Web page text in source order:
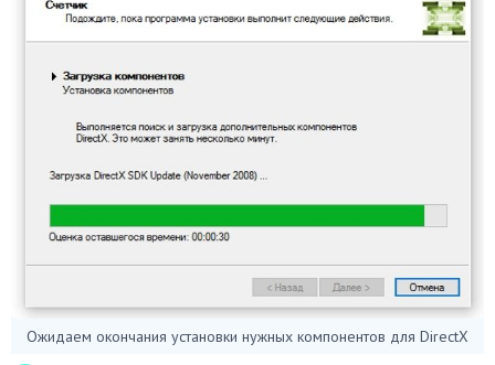
Ожидаем окончания установки нужных компонентов для DirectX